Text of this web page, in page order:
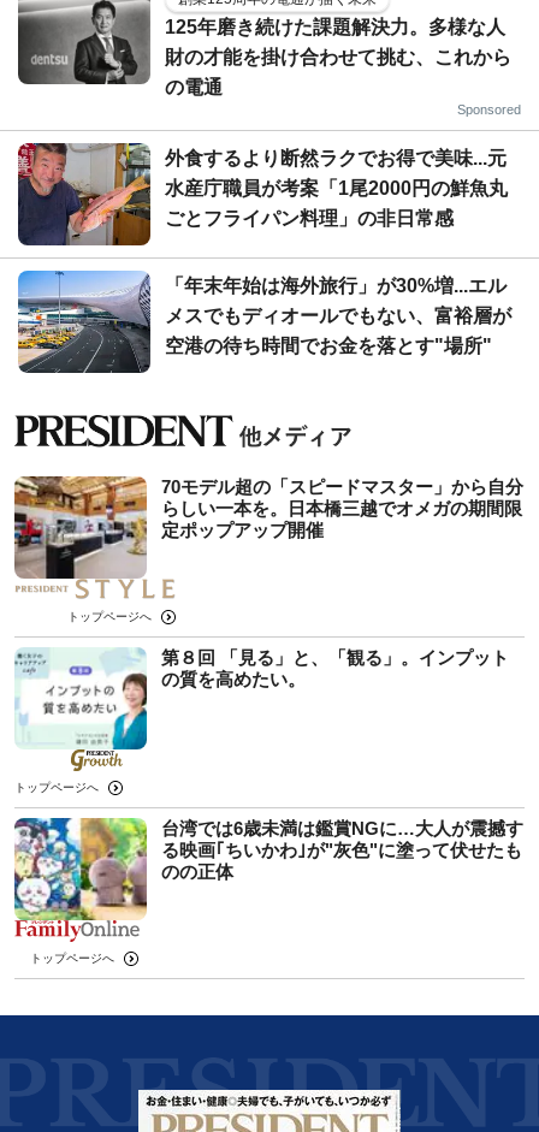
125年磨き続けた課題解決力。多様な人
財の才能を掛け合わせて挑む、これから
の電通
Sponsored
外食するより断然ラクでお得で美味...元
水産庁職員が考案「1尾2000円の鮮魚丸
ごとフライパン料理」の非日常感
「年末年始は海外旅行」が30%増...エル
メスでもディオールでもない、富裕層が
空港の待ち時間でお金を落とす"場所"
70モデル超の「スピードマスター」から自分
らしい一本を。日本橋三越でオメガの期間限
定ポップアップ開催
トップページへ
第８回 「見る」と、「観る」。インプット
の質を高めたい。
トップページへ
台湾では6歳未満は鑑賞NGに…大人が震撼す
る映画｢ちいかわ｣が"灰色"に塗って伏せたも
のの正体
トップページへ